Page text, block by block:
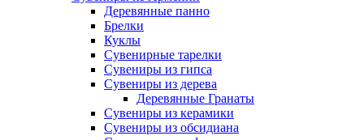
Деревянные панно
Брелки
Куклы
Сувенирные тарелки
Сувениры из гипса
Сувениры из дерева
Деревянные Гранаты
Сувениры из керамики
Сувениры из обсидиана